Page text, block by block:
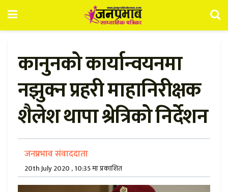
कानुनको कार्यान्वयनमा
नझुक्न प्रहरी माहानिरीक्षक
शैलेश थापा श्रेत्रिको निर्देशन
जनप्रभाव संवाददाता
20th July 2020 , 10:35 मा प्रकाशित